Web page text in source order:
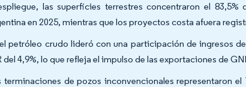
las superficies terrestres concentraron el
en 2025, mientras que los proyectos costa afuera
petróleo crudo lideró con una participación de ingresos
del 4,9%, lo que refleja el impulso de las exportaciones de
de pozos inconvencionales representaron